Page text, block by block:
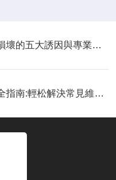
西門子伺服電機軸承損壞的五大誘因與專業維修策略
液相色譜儀故障排查全指南:輕松解決常見維修難題